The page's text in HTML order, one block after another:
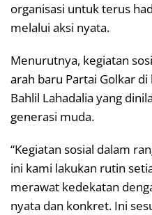
organisasi untuk terus
melalui aksi nyata.
Menurutnya, kegiatan
arah baru Partai Golkar
Bahlil Lahadalia yang
generasi muda.
“Kegiatan sosial dalam
ini kami lakukan rutin
merawat kedekatan
nyata dan konkret. Ini